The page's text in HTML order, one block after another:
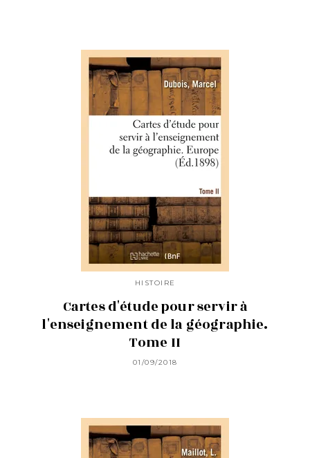
HISTOIRE
Cartes d'étude pour servir à
l'enseignement de la géographie.
Tome II
01/09/2018